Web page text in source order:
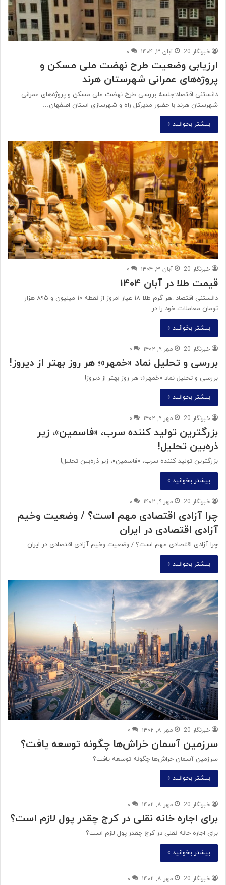
خبرنگار 20 آبان ۳, ۱۴۰۴ ۰
ارزیابی وضعیت طرح‌ نهضت ملی مسکن و
پروژه‌های عمرانی شهرستان هرند
دانستنی اقتصاد:جلسه بررسی طرح نهضت ملی مسکن و پروژه‌های عمرانی
شهرستان هرند با حضور مدیرکل راه و شهرسازی استان اصفهان…
بیشتر بخوانید »
خبرنگار 20 آبان ۳, ۱۴۰۴ ۰
قیمت طلا در آبان ۱۴۰۴
دانستنی اقتصاد :هر گرم طلا ۱۸ عیار امروز از نقطه ۱۰ میلیون و ۸۹۵ هزار
تومان معاملات خود را در…
بیشتر بخوانید »
خبرنگار 20 مهر ۹, ۱۴۰۲ ۰
بررسی و تحلیل نماد «خمهر»؛ هر روز بهتر از دیروز!
بررسی و تحلیل نماد «خمهر»؛ هر روز بهتر از دیروز!
بیشتر بخوانید »
خبرنگار 20 مهر ۹, ۱۴۰۲ ۰
بزرگترین تولید کننده سرب، «فاسمین»، زیر
ذره‌بین تحلیل!
بزرگترین تولید کننده سرب، «فاسمین»، زیر ذره‌بین تحلیل!
بیشتر بخوانید »
خبرنگار 20 مهر ۹, ۱۴۰۲ ۰
چرا آزادی اقتصادی مهم است؟ / وضعیت وخیم
آزادی اقتصادی در ایران
چرا آزادی اقتصادی مهم است؟ / وضعیت وخیم آزادی اقتصادی در ایران
بیشتر بخوانید »
خبرنگار 20 مهر ۸, ۱۴۰۲ ۰
سرزمین آسمان خراش‌ها چگونه توسعه یافت؟
سرزمین آسمان خراش‌ها چگونه توسعه یافت؟
بیشتر بخوانید »
خبرنگار 20 مهر ۸, ۱۴۰۲ ۰
برای اجاره خانه نقلی در کرج چقدر پول لازم است؟
برای اجاره خانه نقلی در کرج چقدر پول لازم است؟
بیشتر بخوانید »
خبرنگار 20 مهر ۸, ۱۴۰۲ ۰